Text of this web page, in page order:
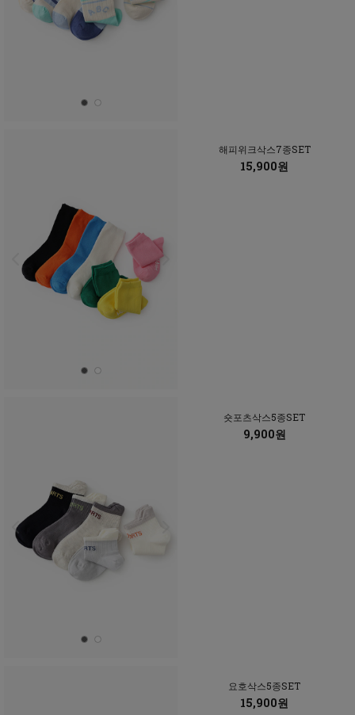
해피위크삭스7종SET
15,900원
숏포츠삭스5종SET
9,900원
요호삭스5종SET
15,900원